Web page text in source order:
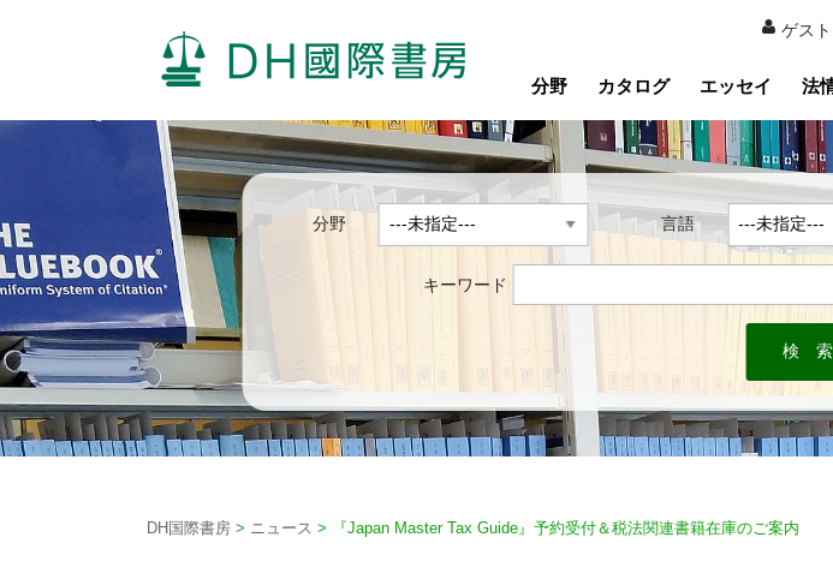
ゲスト
分野 カタログ エッセイ 法
分野 言語
キーワード
DH国際書房 > ニュース > 『Japan Master Tax Guide』予約受付＆税法関連書籍在庫のご案内